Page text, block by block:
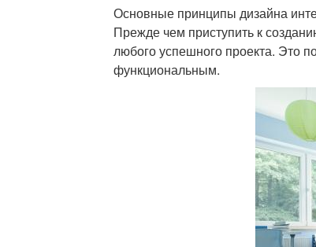
Основные принципы дизайна
Прежде чем приступить к
любого успешного проекта. Это
функциональным.